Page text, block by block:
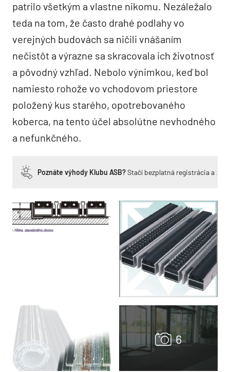
patrilo všetkým a vlastne nikomu. Nezáležalo
teda na tom, že často drahé podlahy vo
verejných budovách sa ničili vnášaním
nečistôt a výrazne sa skracovala ich životnosť
a pôvodný vzhľad. Nebolo výnimkou, keď bol
namiesto rohože vo vchodovom priestore
položený kus starého, opotrebovaného
koberca, na tento účel absolútne nevhodného
a nefunkčného.
Poznáte výhody Klubu ASB?Stačí bezplatná registrácia a